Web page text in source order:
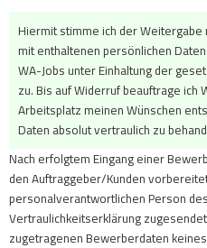
Hiermit stimme ich der
mit enthaltenen persönlichen
WA-Jobs unter Einhaltung der
zu. Bis auf Widerruf beauftrage ich
Arbeitsplatz meinen Wünschen
Daten absolut vertraulich zu
Nach erfolgtem Eingang einer
den Auftraggeber/Kunden
personalverantwortlichen Person
Vertraulichkeitserklärung
zugetragenen Bewerberdaten